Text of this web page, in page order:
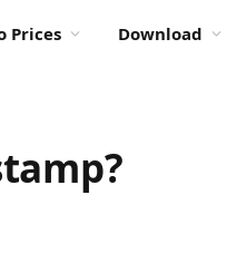
Prices Download